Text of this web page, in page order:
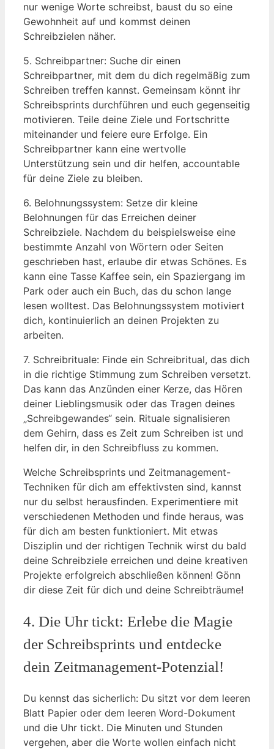
nur wenige​ Worte schreibst, baust du so eine
Gewohnheit auf⁣ und kommst deinen‍
Schreibzielen näher.
5.⁢ Schreibpartner: Suche‍ dir einen
Schreibpartner, mit dem du dich regelmäßig zum
Schreiben treffen kannst. Gemeinsam ⁣könnt ihr
⁣Schreibsprints durchführen und euch ⁤gegenseitig
motivieren.‌ Teile deine Ziele‌ und Fortschritte
miteinander und feiere eure‍ Erfolge. ‍Ein
⁢Schreibpartner kann ⁤eine wertvolle
Unterstützung ⁤sein und dir helfen, accountable
für deine Ziele zu bleiben.
6. Belohnungssystem: Setze dir kleine
Belohnungen⁢ für ⁣das Erreichen deiner
Schreibziele. Nachdem ⁣du beispielsweise eine
bestimmte Anzahl von ‌Wörtern oder Seiten
geschrieben hast, erlaube dir etwas Schönes.⁣ Es
kann eine Tasse Kaffee sein, ein Spaziergang im
Park oder auch ein Buch, das ‍du schon lange
⁣lesen wolltest. Das Belohnungssystem ‌motiviert
⁣dich, kontinuierlich an deinen Projekten ⁣zu
arbeiten.
7. Schreibrituale: Finde ein Schreibritual, das dich
in die richtige Stimmung zum Schreiben versetzt.
Das kann das ​Anzünden einer Kerze, das Hören
deiner Lieblingsmusik oder das Tragen deines
„Schreibgewandes“ sein. Rituale signalisieren‌
dem Gehirn, ⁣dass es​ Zeit zum Schreiben ist und
helfen dir, in den Schreibfluss zu kommen.
Welche Schreibsprints und Zeitmanagement-
Techniken für dich am effektivsten sind, kannst
nur ⁢du selbst herausfinden. Experimentiere mit
verschiedenen ​Methoden und finde ⁢heraus, ‌was
für dich am besten funktioniert. Mit etwas
‌Disziplin und der richtigen Technik wirst ‍du bald⁤
deine Schreibziele erreichen und deine kreativen
Projekte erfolgreich‌ abschließen ‌können!‌ Gönn
dir⁤ diese Zeit für dich ‌und⁢ deine Schreibträume!
4. Die Uhr tickt: Erlebe die Magie
der Schreibsprints und entdecke
⁢dein Zeitmanagement-Potenzial!
Du kennst das⁤ sicherlich: Du sitzt vor dem ‍leeren
​Blatt Papier oder dem leeren Word-Dokument‌
und die Uhr tickt. Die ⁤Minuten und Stunden
vergehen, aber die⁢ Worte wollen einfach​ nicht